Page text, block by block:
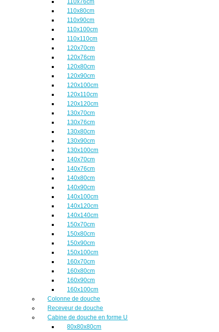
110x76cm
110x80cm
110x90cm
110x100cm
110x110cm
120x70cm
120x76cm
120x80cm
120x90cm
120x100cm
120x110cm
120x120cm
130x70cm
130x76cm
130x80cm
130x90cm
130x100cm
140x70cm
140x76cm
140x80cm
140x90cm
140x100cm
140x120cm
140x140cm
150x70cm
150x80cm
150x90cm
150x100cm
160x70cm
160x80cm
160x90cm
160x100cm
Colonne de douche
Receveur de douche
Cabine de douche en forme U
80x80x80cm